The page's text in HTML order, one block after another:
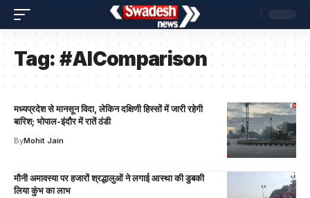
Tag:#AIComparison
मध्यप्रदेश से मानसून विदा, लेकिन दक्षिणी हिस्सों में जारी रहेगी
बारिश; भोपाल-इंदौर में रातें ठंडी
ByMohit Jain
मौनी अमावस्या पर हजारों श्रद्धालुओं ने लगाई आस्था की डुबकी
लिया कुंभ का लाभ